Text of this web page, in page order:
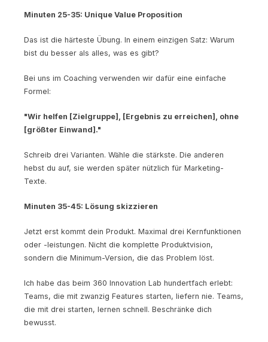
Minuten 25-35: Unique Value Proposition
Das ist die härteste Übung. In einem einzigen Satz: Warum
bist du besser als alles, was es gibt?
Bei uns im Coaching verwenden wir dafür eine einfache
Formel:
"Wir helfen [Zielgruppe], [Ergebnis zu erreichen], ohne
[größter Einwand]."
Schreib drei Varianten. Wähle die stärkste. Die anderen
hebst du auf, sie werden später nützlich für Marketing-
Texte.
Minuten 35-45: Lösung skizzieren
Jetzt erst kommt dein Produkt. Maximal drei Kernfunktionen
oder -leistungen. Nicht die komplette Produktvision,
sondern die Minimum-Version, die das Problem löst.
Ich habe das beim 360 Innovation Lab hundertfach erlebt:
Teams, die mit zwanzig Features starten, liefern nie. Teams,
die mit drei starten, lernen schnell. Beschränke dich
bewusst.